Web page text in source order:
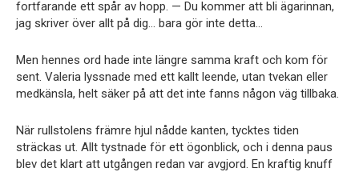
fortfarande ett spår av hopp. — Du kommer att bli ägarinnan,
jag skriver över allt på dig… bara gör inte detta…
Men hennes ord hade inte längre samma kraft och kom för
sent. Valeria lyssnade med ett kallt leende, utan tvekan eller
medkänsla, helt säker på att det inte fanns någon väg tillbaka.
När rullstolens främre hjul nådde kanten, tycktes tiden
sträckas ut. Allt tystnade för ett ögonblick, och i denna paus
blev det klart att utgången redan var avgjord. En kraftig knuff